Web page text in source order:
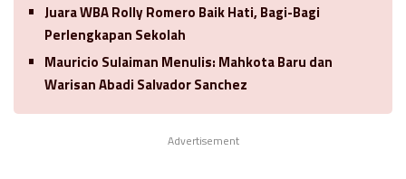
Juara WBA Rolly Romero Baik Hati, Bagi-Bagi
Perlengkapan Sekolah
Mauricio Sulaiman Menulis: Mahkota Baru dan
Warisan Abadi Salvador Sanchez
Advertisement